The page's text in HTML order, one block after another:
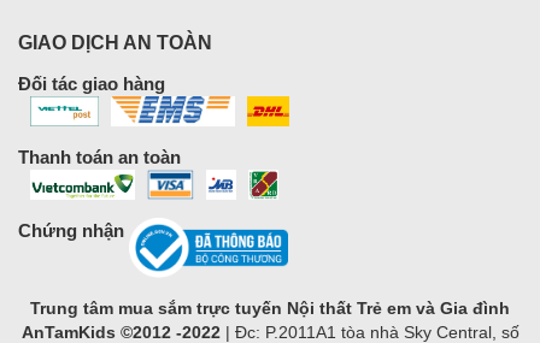
GIAO DỊCH AN TOÀN
Đối tác giao hàng
Thanh toán an toàn
Chứng nhận
Trung tâm mua sắm trực tuyến Nội thất Trẻ em và Gia đình
AnTamKids ©2012 -2022| Đc: P.2011A1 tòa nhà Sky Central, số